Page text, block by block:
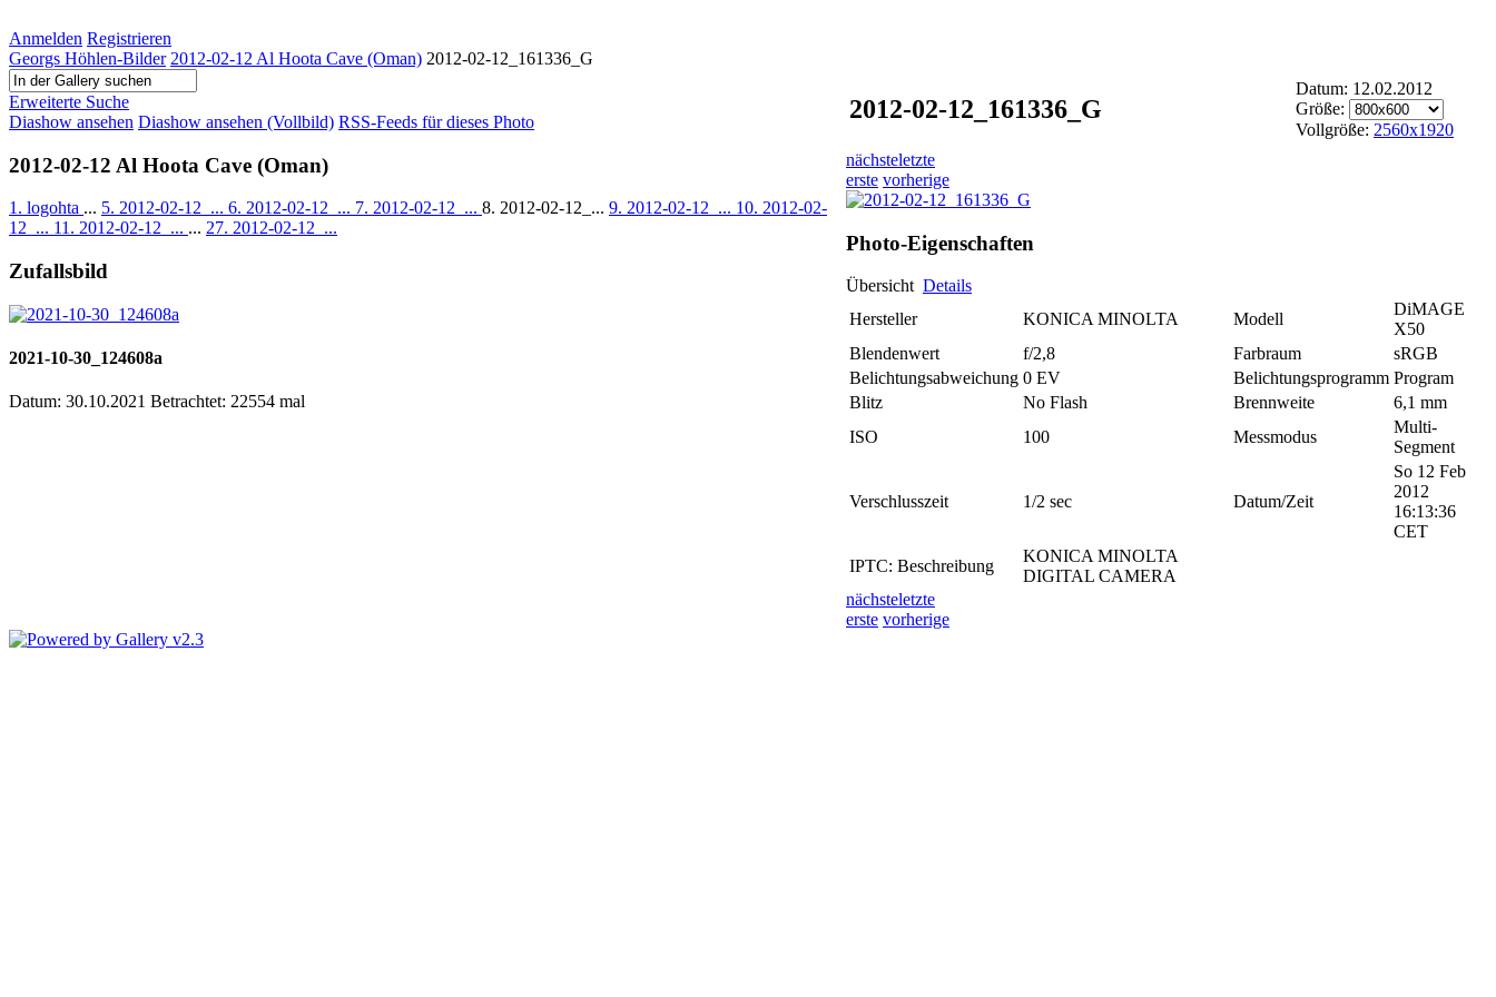
Anmelden Registrieren
Georgs Höhlen-Bilder 2012-02-12 Al Hoota Cave (Oman) 2012-02-12_161336_G
Erweiterte Suche
Diashow ansehen Diashow ansehen (Vollbild) RSS-Feeds für dieses Photo
2012-02-12 Al Hoota Cave (Oman)
1. logohta ... 5. 2012-02-12_... 6. 2012-02-12_... 7. 2012-02-12_... 8. 2012-02-12_... 9. 2012-02-12_... 10. 2012-02-
12_... 11. 2012-02-12_... ... 27. 2012-02-12_...
Zufallsbild
2021-10-30_124608a
Datum: 30.10.2021 Betrachtet: 22554 mal
2012-02-12_161336_G
Datum: 12.02.2012
Größe:
Vollgröße: 2560x1920
nächsteletzte
erste vorherige
Photo-Eigenschaften
Übersicht Details
Hersteller
KONICA MINOLTA Modell
DiMAGE
X50
Blendenwert
f/2,8 Farbraum
sRGB
Belichtungsabweichung 0 EV Belichtungsprogramm Program
Blitz
No Flash Brennweite
6,1 mm
ISO
100 Messmodus
Multi-
Segment
Verschlusszeit 1/2 sec Datum/Zeit
So 12 Feb
2012
16:13:36
CET
IPTC: Beschreibung
KONICA MINOLTA
DIGITAL CAMERA
nächsteletzte
erste vorherige